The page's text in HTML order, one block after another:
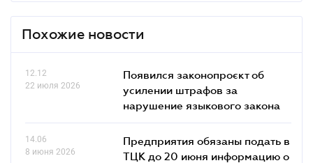
Похожие новости
12.12
22 июля 2026
Появился законопроєкт об
усилении штрафов за
нарушение языкового закона
14.06
8 июня 2026
Предприятия обязаны подать в
ТЦК до 20 июня информацию о